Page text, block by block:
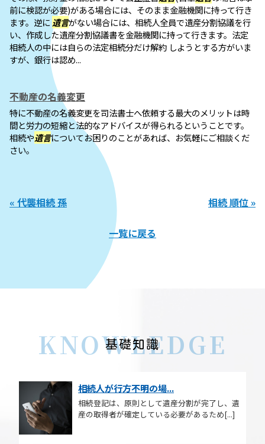
前に検認が必要)がある場合には、そのまま金融機関に持って行き
ます。逆に 遺言がない場合には、相続人全員で遺産分割協議を行
い、作成した遺産分割協議書を金融機関に持って行きます。法定
相続人の中には自らの法定相続分だけ解約 しようとする方がいま
すが、銀行は認め...
不動産の名義変更
特に不動産の名義変更を司法書士へ依頼する最大のメリットは時
間と労力の短縮と法的なアドバイスが得られるということです。
相続や遺言についてお困りのことがあれば、お気軽にご相談くだ
さい。
« 代襲相続 孫 相続 順位 »
一覧に戻る
KNOWLEDGE
基礎知識
相続人が行方不明の場...
相続登記は、原則として遺産分割が完了し、遺
産の取得者が確定している必要があるため[...]